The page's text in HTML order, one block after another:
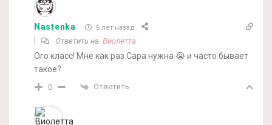
Nastenka 6 лет назад
Ответить на Виолетта
Ого класс! Мне как раз Сара нужна 😭 и часто бывает
такое?
0 Ответить